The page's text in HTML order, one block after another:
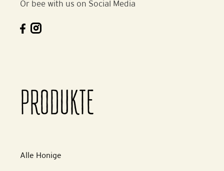
Or bee with us on Social Media
PRODUKTE
Alle Honige